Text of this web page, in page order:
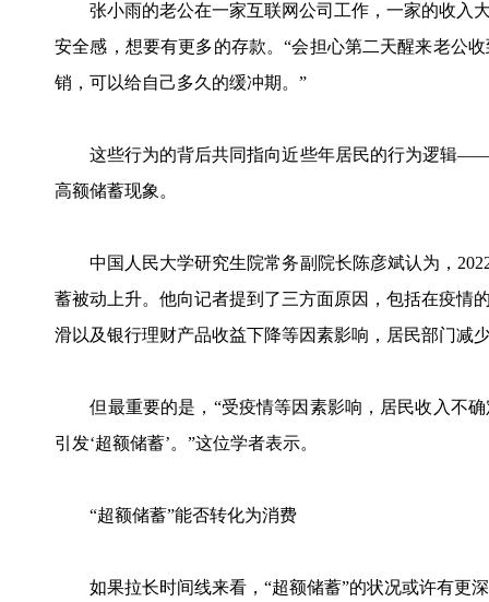
张小雨的老公在一家互联网公司工作，一家的收入
安全感，想要有更多的存款。“会担心第二天醒来老公
销，可以给自己多久的缓冲期。”
这些行为的背后共同指向近些年居民的行为逻辑——
高额储蓄现象。
中国人民大学研究生院常务副院长陈彦斌认为，
蓄被动上升。他向记者提到了三方面原因，包括在疫情
滑以及银行理财产品收益下降等因素影响，居民部门减
但最重要的是，“受疫情等因素影响，居民收入不确
引发‘超额储蓄’。”这位学者表示。
“超额储蓄”能否转化为消费
如果拉长时间线来看，“超额储蓄”的状况或许有更